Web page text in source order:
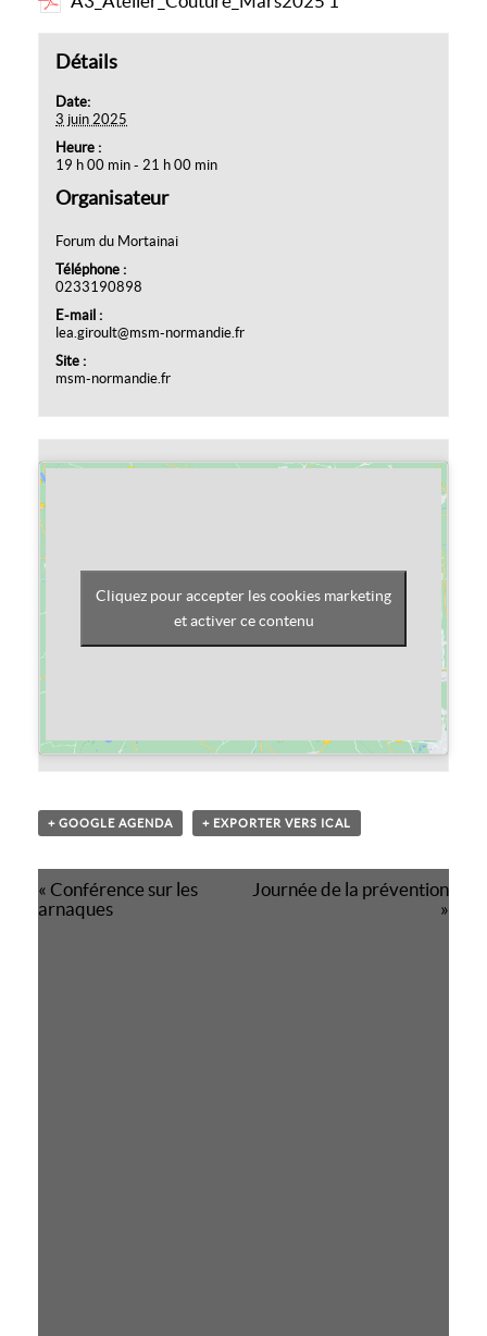
Détails
Date:
3 juin 2025
Heure :
19 h 00 min - 21 h 00 min
Organisateur
Forum du Mortainai
Téléphone :
0233190898
E-mail :
lea.giroult@msm-normandie.fr
Site :
msm-normandie.fr
Cliquez pour accepter les cookies marketing
et activer ce contenu
+ GOOGLE AGENDA + EXPORTER VERS ICAL
Navigation
évènement
« Conférence sur les
arnaques
Journée de la prévention
»